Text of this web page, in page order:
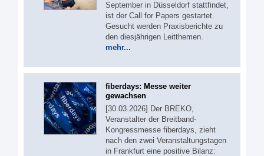
September in Düsseldorf stattfindet,
ist der Call for Papers gestartet.
Gesucht werden Praxisberichte zu
den diesjährigen Leitthemen.
mehr...
fiberdays: Messe weiter
gewachsen
[30.03.2026] Der BREKO,
Veranstalter der Breitband-
Kongressmesse fiberdays, zieht
nach den zwei Veranstaltungstagen
in Frankfurt eine positive Bilanz: